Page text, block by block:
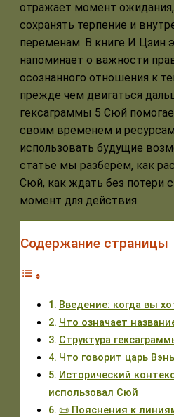
отражает момент
сохранять терпение и
переменам. В книге И Цзин
напоминает о важности
осознанного отношения к
прежде чем двигаться
гексаграммы 5 Сюй
своим временем и
использовать будущие
статье мы разберём, как
Сюй, как ждать без потери
момент для действия.
Содержание страницы
Введение: когда вы
Что означает
Структура
Что говорит царь
Исторический
использовал Сюй
📜 Пояснения к